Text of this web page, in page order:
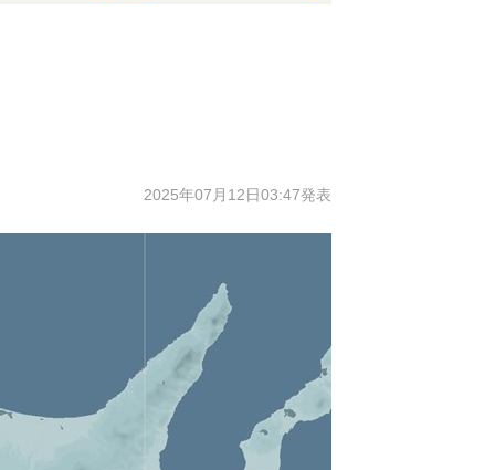
2025年07月12日03:47発表